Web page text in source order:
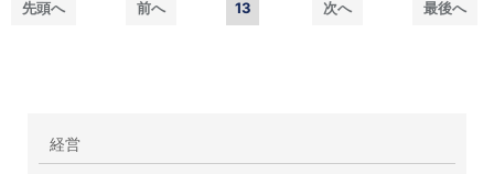
先頭へ 前へ 13 次へ 最後へ
経営